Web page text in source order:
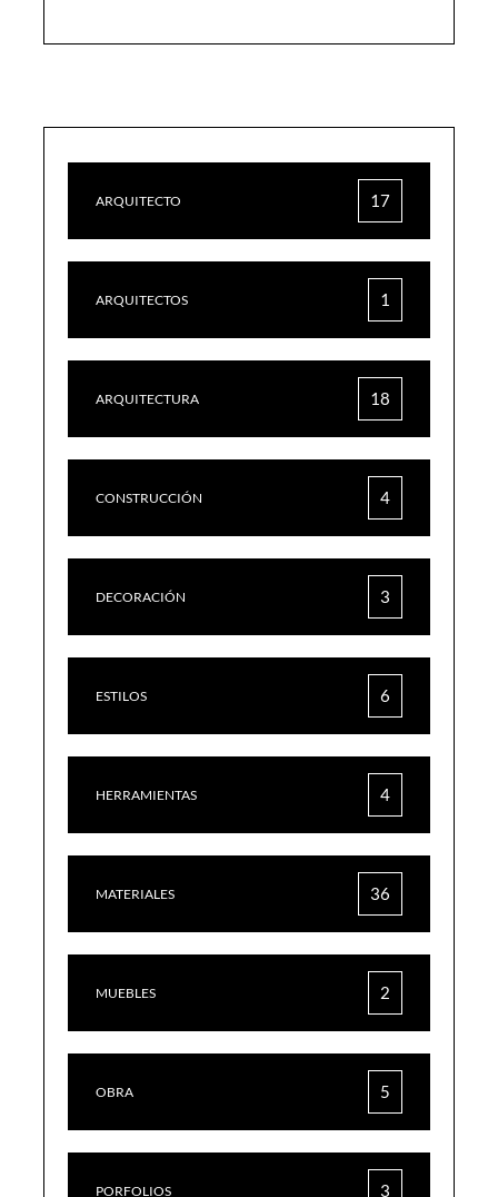
ARQUITECTO 17
ARQUITECTOS 1
ARQUITECTURA 18
CONSTRUCCIÓN 4
DECORACIÓN 3
ESTILOS 6
HERRAMIENTAS 4
MATERIALES 36
MUEBLES 2
OBRA 5
PORFOLIOS 3